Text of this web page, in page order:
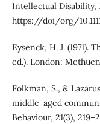
Intellectual Disability,
https://doi/org/
Eysenck, H. J. (1971).
ed.). London:
Folkman, S., &
middle-aged
Behaviour, 21(3),